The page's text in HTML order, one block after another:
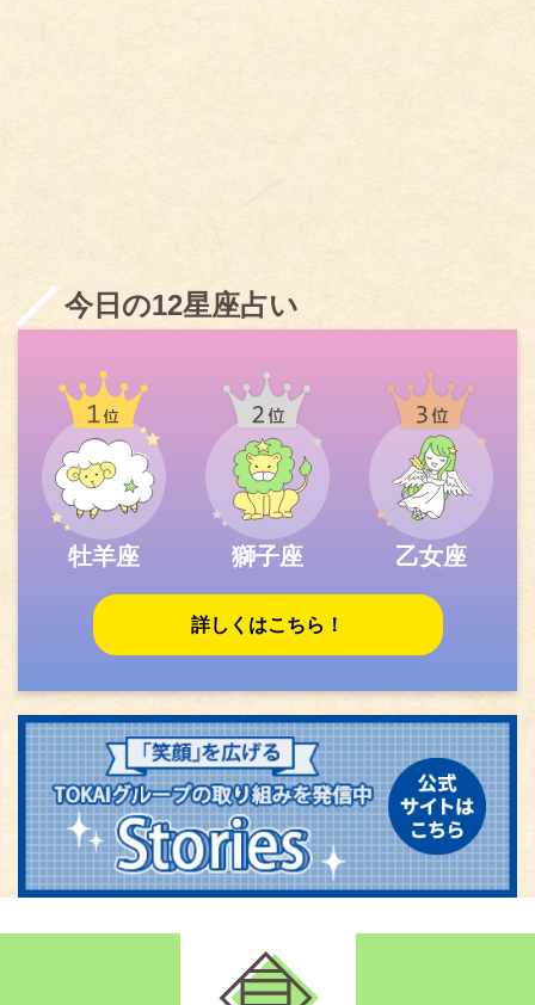
今日の12星座占い
牡羊座 獅子座 乙女座
詳しくはこちら！